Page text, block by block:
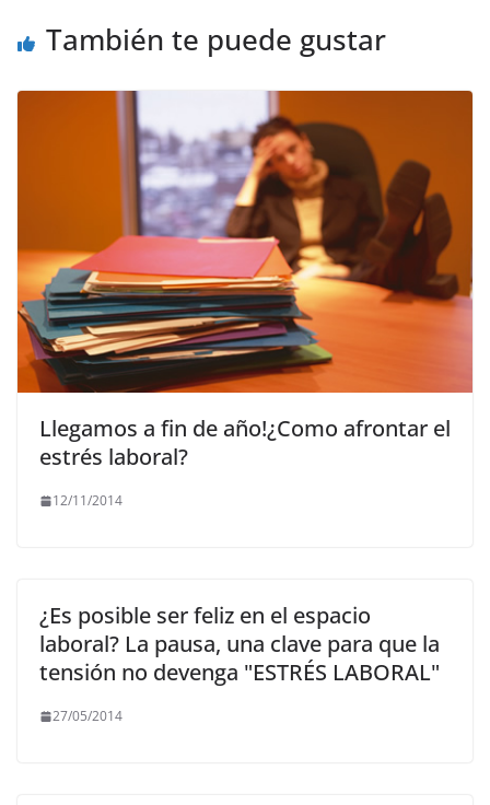
k
También te puede gustar
Llegamos a fin de año!¿Como afrontar el
estrés laboral?
12/11/2014
¿Es posible ser feliz en el espacio
laboral? La pausa, una clave para que la
tensión no devenga "ESTRÉS LABORAL"
27/05/2014